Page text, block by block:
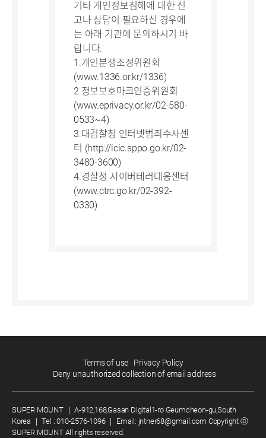
기타 개인정보침해에 대한 신
고나 상담이 필요하신 경우에
는 아래 기관에 문의하시기 바
랍니다.
1.개인분쟁조정위원회
(www.1336.or.kr/1336)
2.정보보호마크인증위원회
(www.eprivacy.or.kr/02-580-
0533~4)
3.대검찰청 인터넷범죄수사센
터 (http://icic.sppo.go.kr/02-
3480-3600)
4.경찰청 사이버테러대응센터
(www.ctrc.go.kr/02-392-
0330)
Terms of use
Privacy Policy
Deny unauthorized collection of email address
SUPER MOUNT｜A-912,168,Gasan Digital1-ro Geumcheon-gu,South
Korea ｜Tel :010-2576-1096｜ Email: jntner68@gmail.com Copyright ⓒ
SUPER MOUNT All rights reserved.